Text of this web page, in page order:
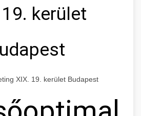
kerület
XIX. 19. kerület Budapest